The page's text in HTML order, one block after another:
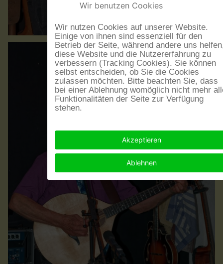
Wir benutzen Cookies
Wir nutzen Cookies auf unserer Website.
Einige von ihnen sind essenziell für den
Betrieb der Seite, während andere uns
diese Website und die Nutzererfahrung zu
verbessern (Tracking Cookies). Sie können
selbst entscheiden, ob Sie die Cookies
zulassen möchten. Bitte beachten Sie, dass
bei einer Ablehnung womöglich nicht mehr
Funktionalitäten der Seite zur Verfügung
stehen.
Akzeptieren
Ablehnen